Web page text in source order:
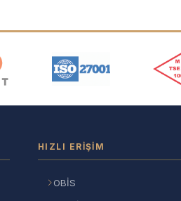
HIZLI ERIŞIM
OBİS